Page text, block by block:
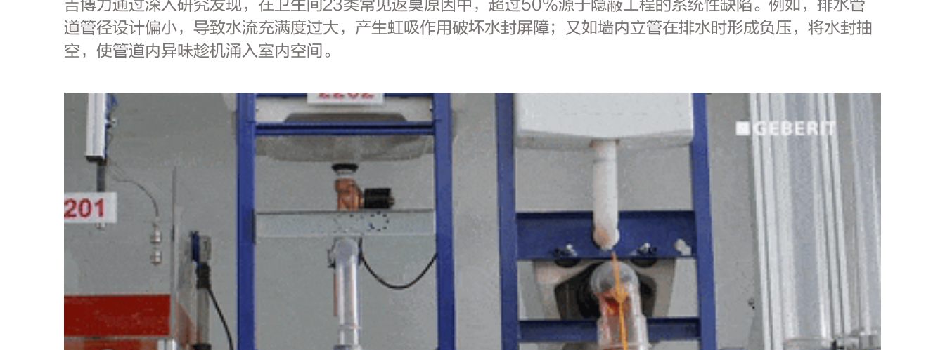
吉博力通过深入研究发现，在卫生间23类常见返臭原因中，超过50%源于隐蔽工程的系统性缺陷。例如，排水管
道管径设计偏小，导致水流充满度过大，产生虹吸作用破坏水封屏障；又如墙内立管在排水时形成负压，将水封抽
空，使管道内异味趁机涌入室内空间。